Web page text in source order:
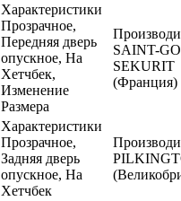
Характеристики
Прозрачное,
Передняя дверь
опускное, На
Хетчбек,
Изменение
Размера
SAINT-
SEKURIT
(Франция)
Характеристики
Прозрачное,
Задняя дверь
опускное, На
Хетчбек